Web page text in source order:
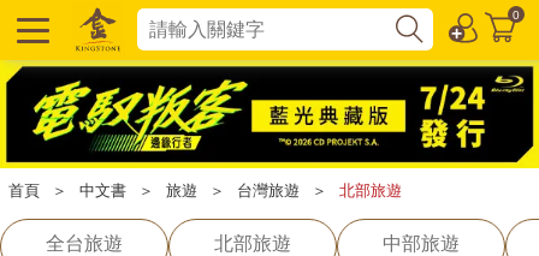
0
首頁 ＞ 中文書 ＞ 旅遊 ＞ 台灣旅遊 ＞ 北部旅遊
全台旅遊 北部旅遊 中部旅遊